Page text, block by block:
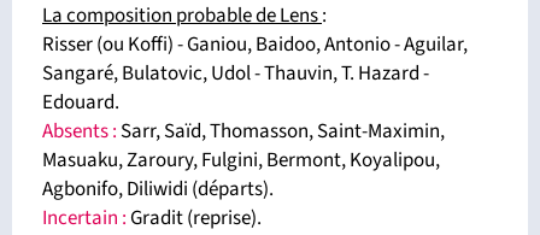
La composition probable de Lens:
Risser (ou Koffi) - Ganiou, Baidoo, Antonio - Aguilar,
Sangaré, Bulatovic, Udol - Thauvin, T. Hazard -
Edouard.
Absents: Sarr, Saïd, Thomasson, Saint-Maximin,
Masuaku, Zaroury, Fulgini, Bermont, Koyalipou,
Agbonifo, Diliwidi (départs).
Incertain : Gradit (reprise).